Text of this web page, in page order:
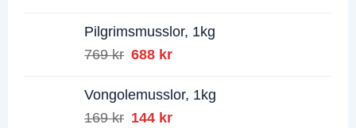
Pilgrimsmusslor, 1kg
769kr Det
var:
769 kr.
688 krDet
priset
är:
688 kr.
Vongolemusslor, 1kg
169kr Det
144 krDet